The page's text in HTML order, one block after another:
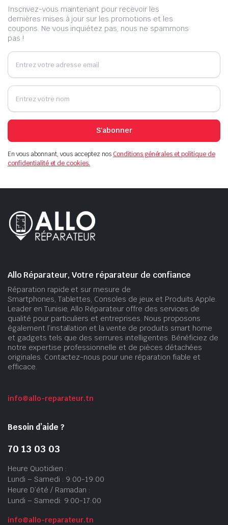
Inscrivez-vous maintenant pour recevoir les
dernières mises à jour sur les promotions et les
coupons. Ne vous inquiétez pas, nous ne spammons
pas !
S'abonner
En vous abonnant, vous acceptez nosConditions générales et politique de
confidentialité et de cookies.
Allo Réparateur, Votre réparateur de confiance
Réparation rapide et sur mesure de
Smartphones, Tablettes, Consoles de jeux et Produits Apple.
Leader en Tunisie, Allo Réparateur offre des services de
qualité pour particuliers et entreprises. Nous proposons
également l’installation et la vente de produits smart home
et gadgets tels que des serrures intelligentes. Bénéficiez de
notre expertise professionnelle et de pièces détachées
originales. Contactez-nous pour une réparation fiable et
efficace.
info@allo-reparateur.tn
Besoin d’aide ?
70 13 03 03
Heure Quotidien :
Lundi – Samedi : 9:00-19:00
Heure D’été / Ramadan :
Lundi – Samedi: 9:00-17:00
info@allo-reparateur.tn